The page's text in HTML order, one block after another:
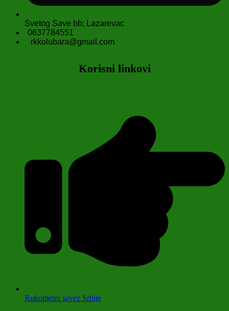
Svetog Save bb; Lazarevac
0637784551
rkkolubara@gmail.com
Korisni linkovi
Rukometni savez Srbije